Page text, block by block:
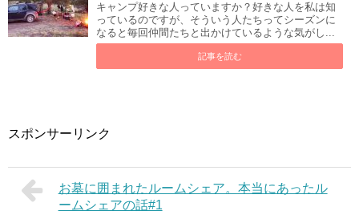
キャンプ好きな人っていますか？好きな人を私は知
っているのですが、そういう人たちってシーズンに
なると毎回仲間たちと出かけているような気がし...
記事を読む
スポンサーリンク
お墓に囲まれたルームシェア。本当にあったル
ームシェアの話#1